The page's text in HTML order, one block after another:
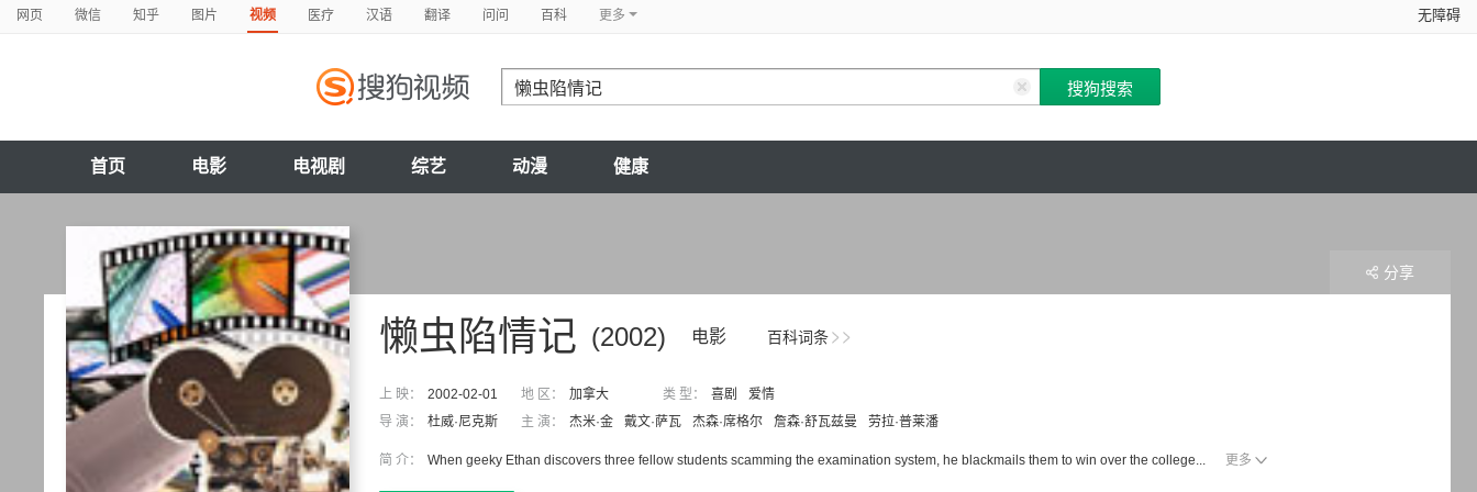
网页 微信 知乎 图片 视频 医疗 汉语 翻译 问问 百科 更多 无障碍
首页 电影 电视剧 综艺 动漫 健康
百科词条
(2002) 电影
懒虫陷情记
上 映： 2002-02-01 地 区： 加拿大 类 型： 喜剧
爱情
导 演：
杜威·尼克斯 主 演： 杰米·金 戴文·萨瓦 杰森·席格尔 詹森·舒瓦兹曼 劳拉·普莱潘
简 介： When geeky Ethan discovers three fellow students scamming the examination system, he blackmails them to win over the college... 更多
分享